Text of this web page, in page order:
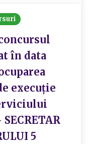
în data
execuţie
5